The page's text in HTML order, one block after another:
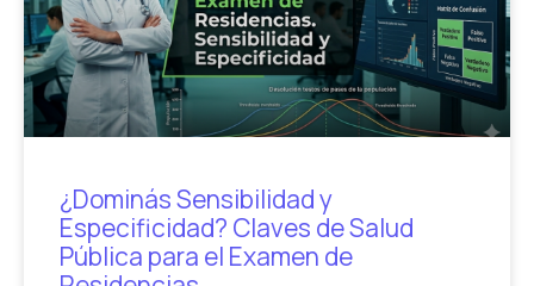
¿Dominás Sensibilidad y
Especificidad? Claves de Salud
Pública para el Examen de